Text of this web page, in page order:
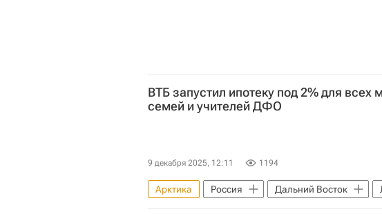
ВТБ запустил ипотеку под 2% для всех
семей и учителей ДФО
9 декабря 2025, 12:11 1194
Арктика Россия Дальний Восток
Жилье
Кредиты